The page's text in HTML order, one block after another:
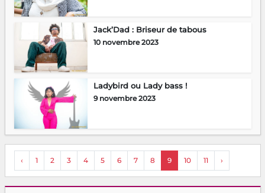
Jack’Dad : Briseur de tabous
10 novembre 2023
Ladybird ou Lady bass !
9 novembre 2023
‹ 1 2 3 4 5 6 7 8 9 10 11 ›